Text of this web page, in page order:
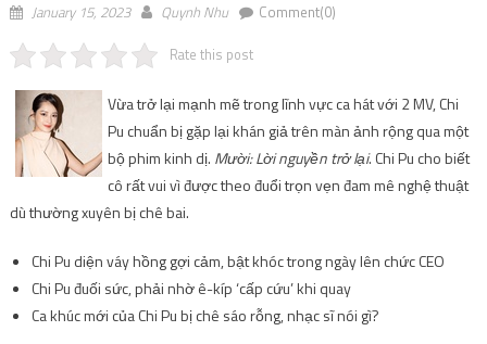
January 15, 2023 Quynh Nhu Comment(0)
Rate this post
Vừa trở lại mạnh mẽ trong lĩnh vực ca hát với 2 MV, Chi
Pu chuẩn bị gặp lại khán giả trên màn ảnh rộng qua một
bộ phim kinh dị. Mười: Lời nguyền trở lại. Chi Pu cho biết
cô rất vui vì được theo đuổi trọn vẹn đam mê nghệ thuật
dù thường xuyên bị chê bai.
Chi Pu diện váy hồng gợi cảm, bật khóc trong ngày lên chức CEO
Chi Pu đuối sức, phải nhờ ê-kíp ‘cấp cứu’ khi quay
Ca khúc mới của Chi Pu bị chê sáo rỗng, nhạc sĩ nói gì?